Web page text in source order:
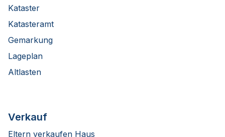
Kataster
Katasteramt
Gemarkung
Lageplan
Altlasten
Verkauf
Eltern verkaufen Haus